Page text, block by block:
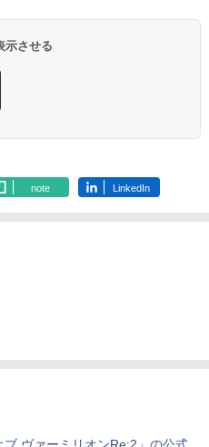
示させる
note LinkedIn